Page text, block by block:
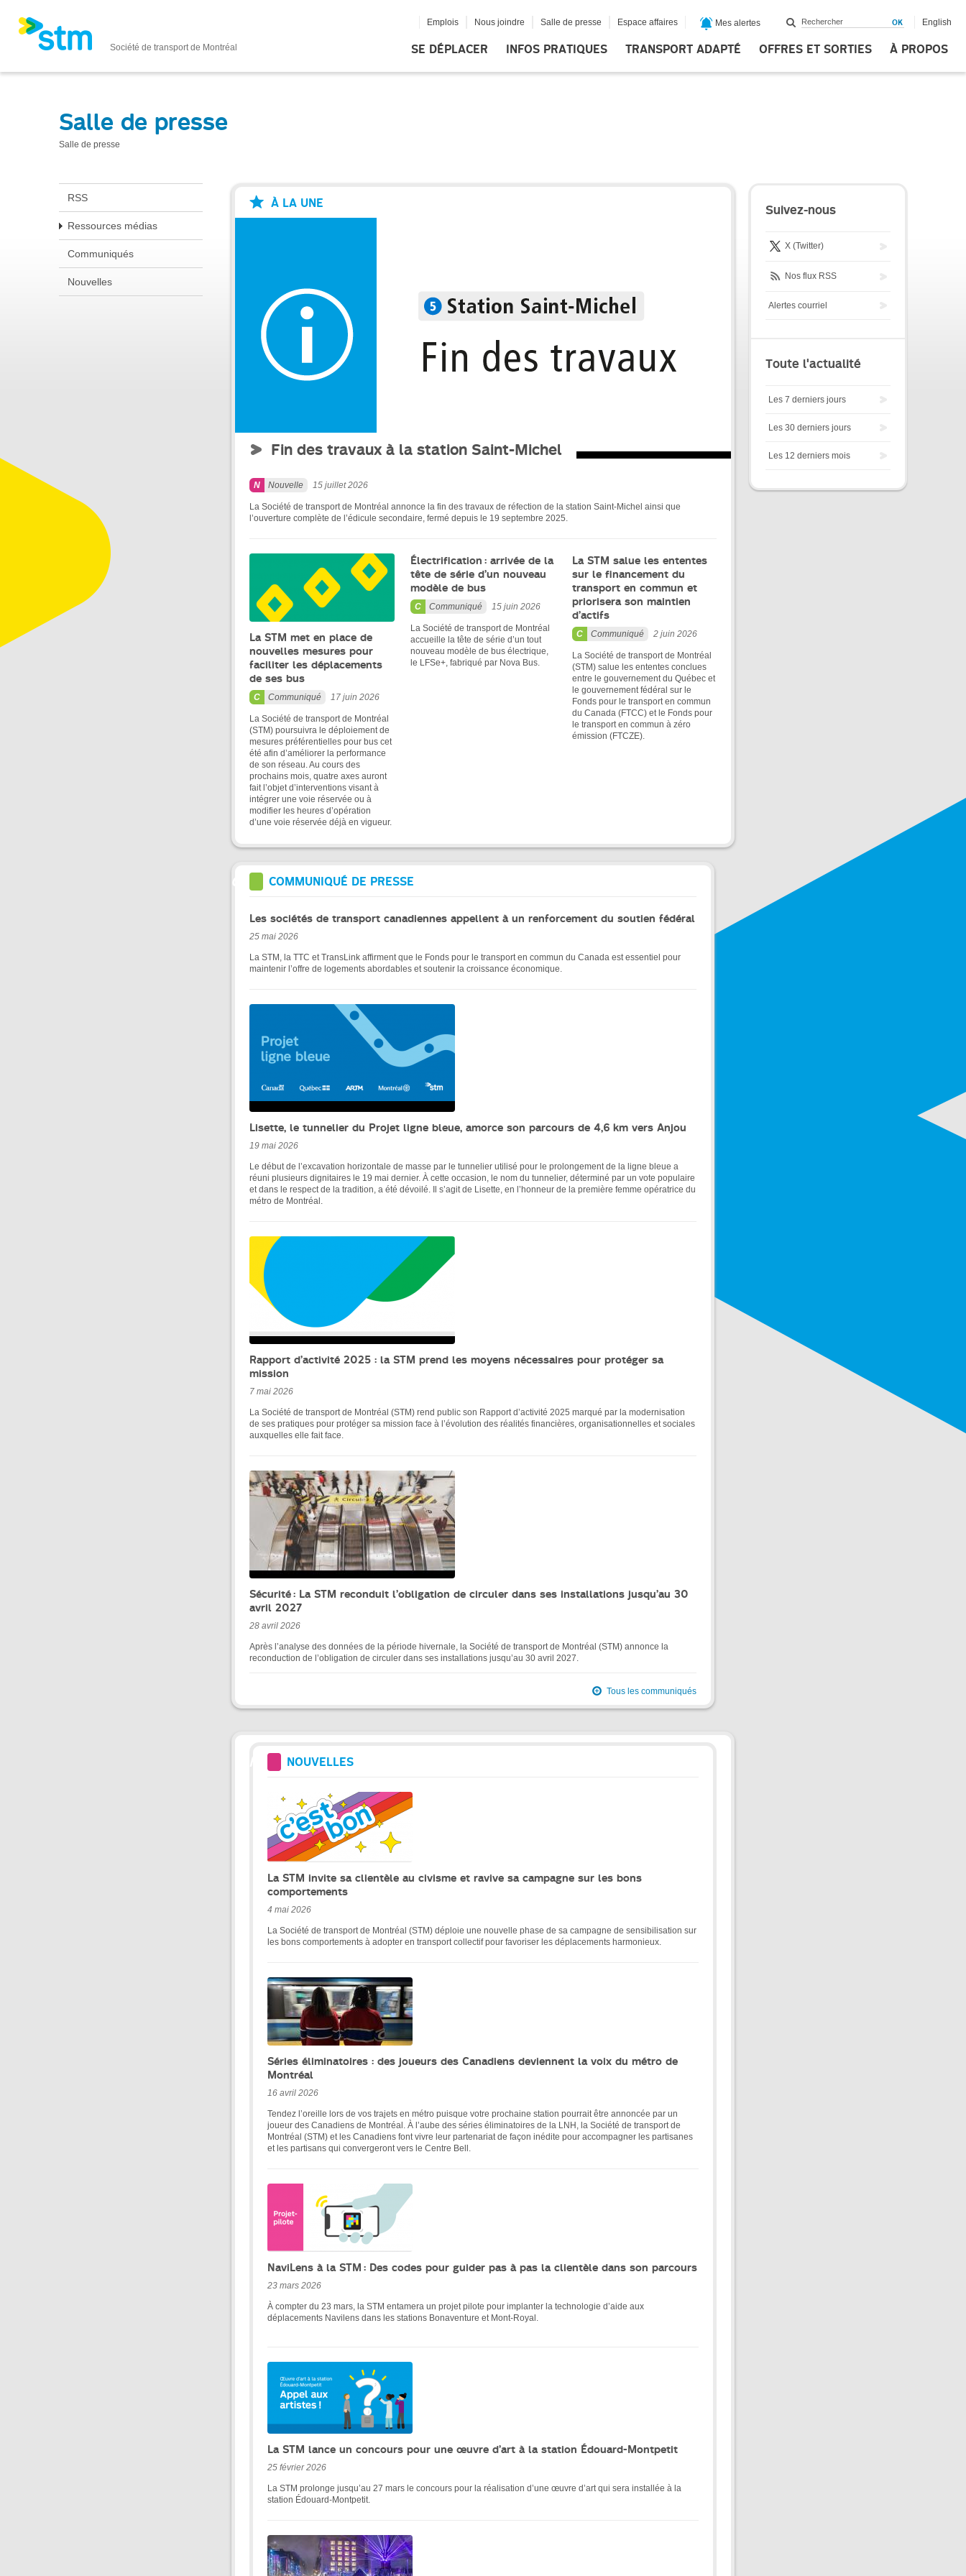
Société de transport de Montréal SE DÉPLACER INFOS PRATIQUES TRANSPORT ADAPTÉ OFFRES ET SORTIES À PROPOS
Emplois Nous joindre Salle de presse Espace affaires Mes alertes English
Salle de presse
Salle de presse
RSS
Ressources médias
Communiqués
Nouvelles
À LA UNE
Fin des travaux à la station Saint-Michel
Nouvelle 15 juillet 2026
La Société de transport de Montréal annonce la fin des travaux de réfection de la station Saint-Michel ainsi que
l’ouverture complète de l’édicule secondaire, fermé depuis le 19 septembre 2025.
La STM met en place de
nouvelles mesures pour
faciliter les déplacements
de ses bus
Communiqué 17 juin 2026
La Société de transport de Montréal
(STM) poursuivra le déploiement de
mesures préférentielles pour bus cet
été afin d’améliorer la performance
de son réseau. Au cours des
prochains mois, quatre axes auront
fait l’objet d’interventions visant à
intégrer une voie réservée ou à
modifier les heures d’opération
d’une voie réservée déjà en vigueur.
Électrification : arrivée de la
tête de série d’un nouveau
modèle de bus
Communiqué 15 juin 2026
La Société de transport de Montréal
accueille la tête de série d’un tout
nouveau modèle de bus électrique,
le LFSe+, fabriqué par Nova Bus.
La STM salue les ententes
sur le financement du
transport en commun et
priorisera son maintien
d’actifs
Communiqué 2 juin 2026
La Société de transport de Montréal
(STM) salue les ententes conclues
entre le gouvernement du Québec et
le gouvernement fédéral sur le
Fonds pour le transport en commun
du Canada (FTCC) et le Fonds pour
le transport en commun à zéro
émission (FTCZE).
COMMUNIQUÉ DE PRESSE
Les sociétés de transport canadiennes appellent à un renforcement du soutien fédéral
25 mai 2026
La STM, la TTC et TransLink affirment que le Fonds pour le transport en commun du Canada est essentiel pour
maintenir l’offre de logements abordables et soutenir la croissance économique.
Lisette, le tunnelier du Projet ligne bleue, amorce son parcours de 4,6 km vers Anjou
19 mai 2026
Le début de l’excavation horizontale de masse par le tunnelier utilisé pour le prolongement de la ligne bleue a
réuni plusieurs dignitaires le 19 mai dernier. À cette occasion, le nom du tunnelier, déterminé par un vote populaire
et dans le respect de la tradition, a été dévoilé. Il s’agit de Lisette, en l’honneur de la première femme opératrice du
métro de Montréal.
Rapport d’activité 2025 : la STM prend les moyens nécessaires pour protéger sa
mission
7 mai 2026
La Société de transport de Montréal (STM) rend public son Rapport d’activité 2025 marqué par la modernisation
de ses pratiques pour protéger sa mission face à l’évolution des réalités financières, organisationnelles et sociales
auxquelles elle fait face.
Sécurité : La STM reconduit l’obligation de circuler dans ses installations jusqu’au 30
avril 2027
28 avril 2026
Après l’analyse des données de la période hivernale, la Société de transport de Montréal (STM) annonce la
reconduction de l’obligation de circuler dans ses installations jusqu’au 30 avril 2027.
Tous les communiqués
NOUVELLES
La STM invite sa clientèle au civisme et ravive sa campagne sur les bons
comportements
4 mai 2026
La Société de transport de Montréal (STM) déploie une nouvelle phase de sa campagne de sensibilisation sur
les bons comportements à adopter en transport collectif pour favoriser les déplacements harmonieux.
Séries éliminatoires : des joueurs des Canadiens deviennent la voix du métro de
Montréal
16 avril 2026
Tendez l’oreille lors de vos trajets en métro puisque votre prochaine station pourrait être annoncée par un
joueur des Canadiens de Montréal. À l’aube des séries éliminatoires de la LNH, la Société de transport de
Montréal (STM) et les Canadiens font vivre leur partenariat de façon inédite pour accompagner les partisanes
et les partisans qui convergeront vers le Centre Bell.
NaviLens à la STM : Des codes pour guider pas à pas la clientèle dans son parcours
23 mars 2026
À compter du 23 mars, la STM entamera un projet pilote pour implanter la technologie d’aide aux
déplacements Navilens dans les stations Bonaventure et Mont-Royal.
La STM lance un concours pour une œuvre d’art à la station Édouard-Montpetit
25 février 2026
La STM prolonge jusqu’au 27 mars le concours pour la réalisation d’une œuvre d’art qui sera installée à la
station Édouard-Montpetit.
Suivez-nous
X (Twitter)
Nos flux RSS
Alertes courriel
Toute l'actualité
Les 7 derniers jours
Les 30 derniers jours
Les 12 derniers mois